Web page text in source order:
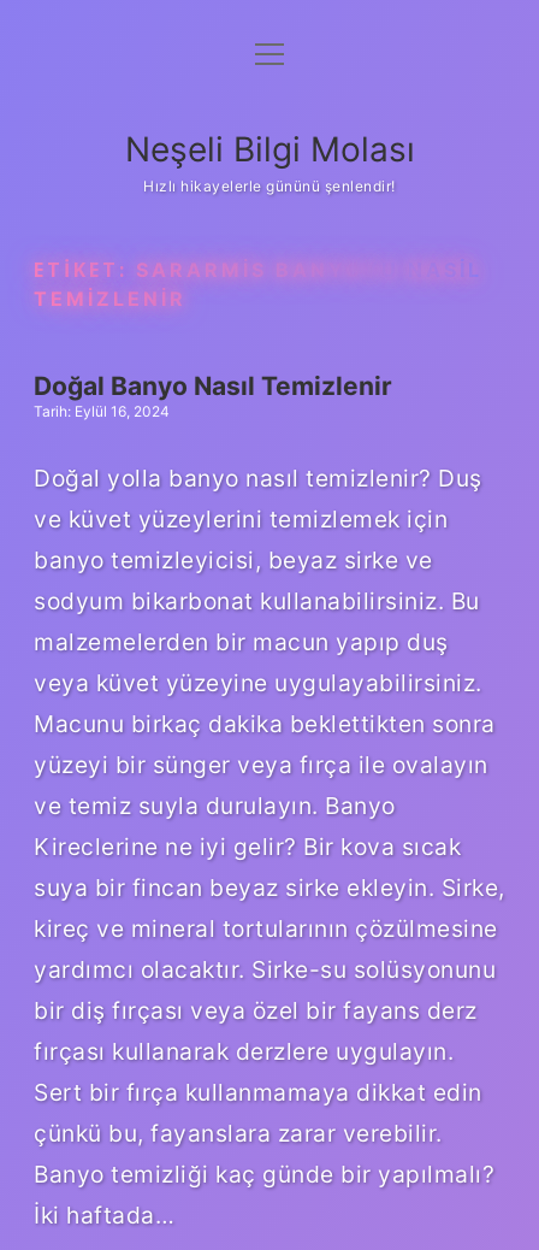
Anasayfa
Yasal Uyarı
menüyü
Neşeli Bilgi Molası
Hızlı hikayelerle gününü şenlendir!
ETIKET: SARARMIS BANYOYU NASIL
TEMIZLENIR
Doğal Banyo Nasıl Temizlenir
Tarih: Eylül 16, 2024
Doğal yolla banyo nasıl temizlenir? Duş
ve küvet yüzeylerini temizlemek için
banyo temizleyicisi, beyaz sirke ve
sodyum bikarbonat kullanabilirsiniz. Bu
malzemelerden bir macun yapıp duş
veya küvet yüzeyine uygulayabilirsiniz.
Macunu birkaç dakika beklettikten sonra
yüzeyi bir sünger veya fırça ile ovalayın
ve temiz suyla durulayın. Banyo
Kireclerine ne iyi gelir? Bir kova sıcak
suya bir fincan beyaz sirke ekleyin. Sirke,
kireç ve mineral tortularının çözülmesine
yardımcı olacaktır. Sirke-su solüsyonunu
bir diş fırçası veya özel bir fayans derz
fırçası kullanarak derzlere uygulayın.
Sert bir fırça kullanmamaya dikkat edin
çünkü bu, fayanslara zarar verebilir.
Banyo temizliği kaç günde bir yapılmalı?
İki haftada…